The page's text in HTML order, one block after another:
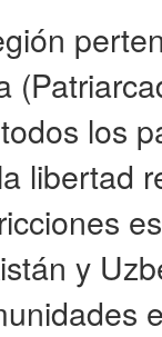
los
libertad
y